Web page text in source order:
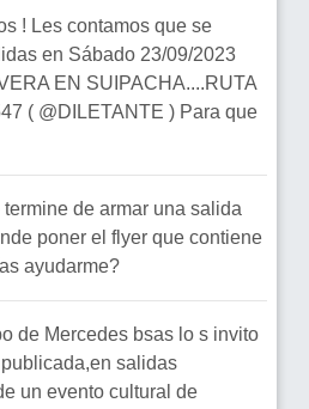
! Les contamos que se
en Sábado 23/09/2023
EN SUIPACHA....RUTA
( @DILETANTE ) Para que
de armar una salida
poner el flyer que contiene
ayudarme?
de Mercedes bsas lo s invito
salidas
un evento cultural de